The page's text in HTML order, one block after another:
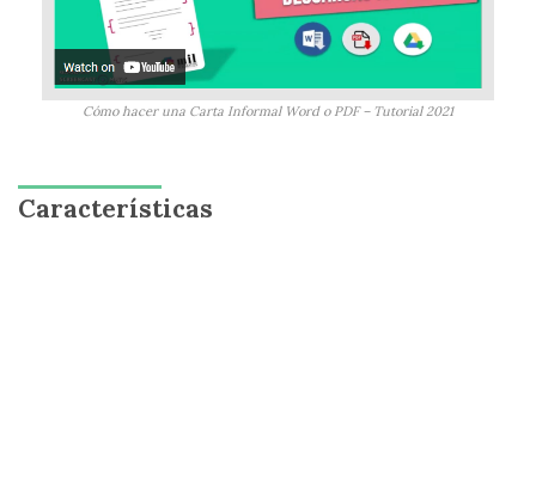
Cómo hacer una Carta Informal Word o PDF – Tutorial 2021
Características